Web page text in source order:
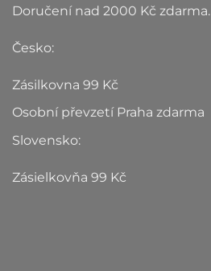
Doručení nad 2000 Kč zdarma.
Česko:
Zásilkovna 99 Kč
Osobní převzetí Praha zdarma
Slovensko:
Zásielkovňa 99 Kč